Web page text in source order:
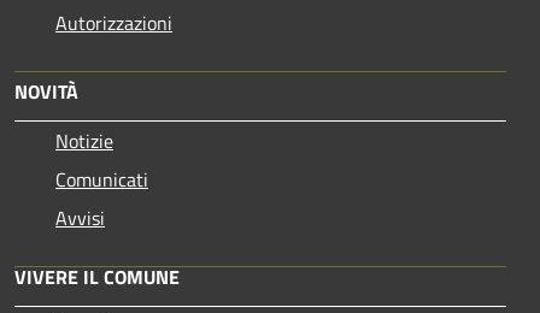
Autorizzazioni
NOVITÀ
Notizie
Comunicati
Avvisi
VIVERE IL COMUNE